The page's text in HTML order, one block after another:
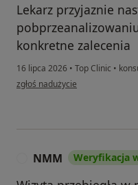
Lekarz przyjaznie
konkretne zalecenia
16 lipca 2026 • Top Clinic •
w opinii użytkownika JB
zgłoś nadużycie
NMM Weryfikacja